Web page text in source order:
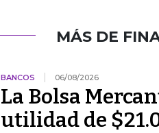
MÁS DE
BANCOS 06/08/2026
La Bolsa
utilidad de